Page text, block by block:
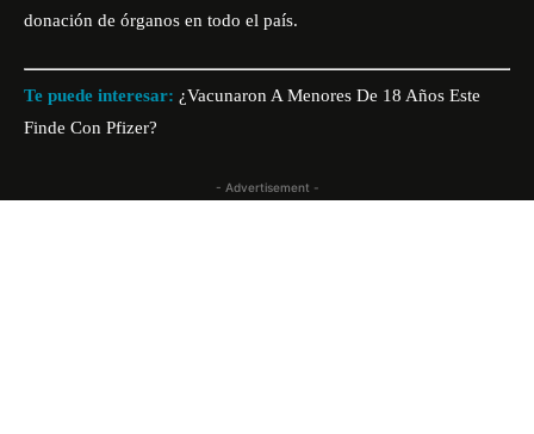
donación de órganos en todo el país.
Te puede interesar: ¿Vacunaron A Menores De 18 Años Este
Finde Con Pfizer?
- Advertisement -